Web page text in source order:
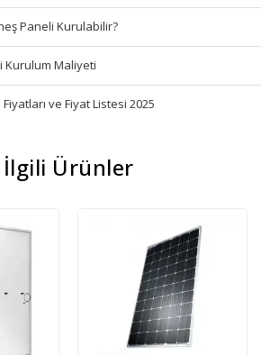
Paneli Kurulabilir?
Kurulum Maliyeti
ve Fiyat Listesi 2025
İlgili Ürünler